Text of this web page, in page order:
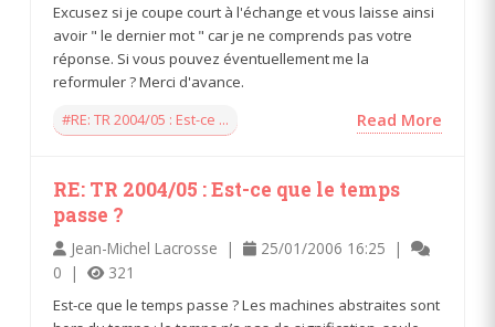
Excusez si je coupe court à l'échange et vous laisse ainsi
avoir " le dernier mot " car je ne comprends pas votre
réponse. Si vous pouvez éventuellement me la
reformuler ? Merci d'avance.
#RE: TR 2004/05 : Est-ce ...
Read More
RE: TR 2004/05 : Est-ce que le temps
passe ?
Jean-Michel Lacrosse |
25/01/2006 16:25 |
0 |
321
Est-ce que le temps passe ? Les machines abstraites sont